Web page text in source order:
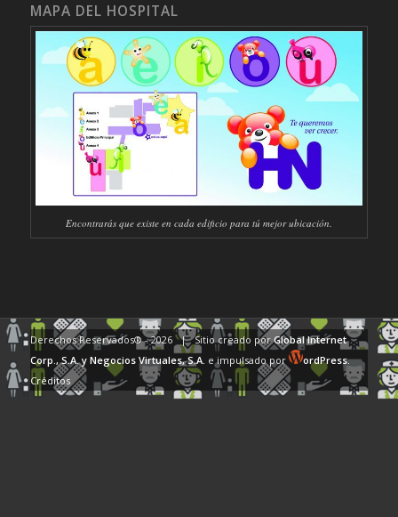
MAPA DEL HOSPITAL
Encontrarás que existe en cada edificio para tú mejor ubicación.
Derechos Reservados® -2026 | Sitio creado porGlobal Internet
Corp., S.A.y Negocios Virtuales, S.A. e impulsado por
ordPress.
Créditos